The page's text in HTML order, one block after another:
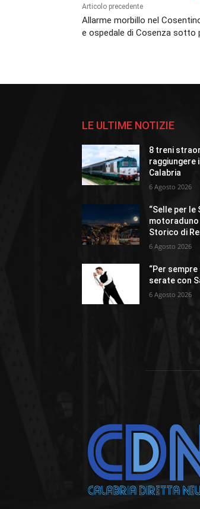
Articolo precedente
Allarme morbillo nel
e ospedale di Cosenza sotto
LE ULTIME NOTIZIE
8 treni
raggiungere
Calabria
6 Agosto 2026
“Selle per le
motoraduno
Storico di
6 Agosto 2026
“Per sempre
serate con
6 Agosto 2026